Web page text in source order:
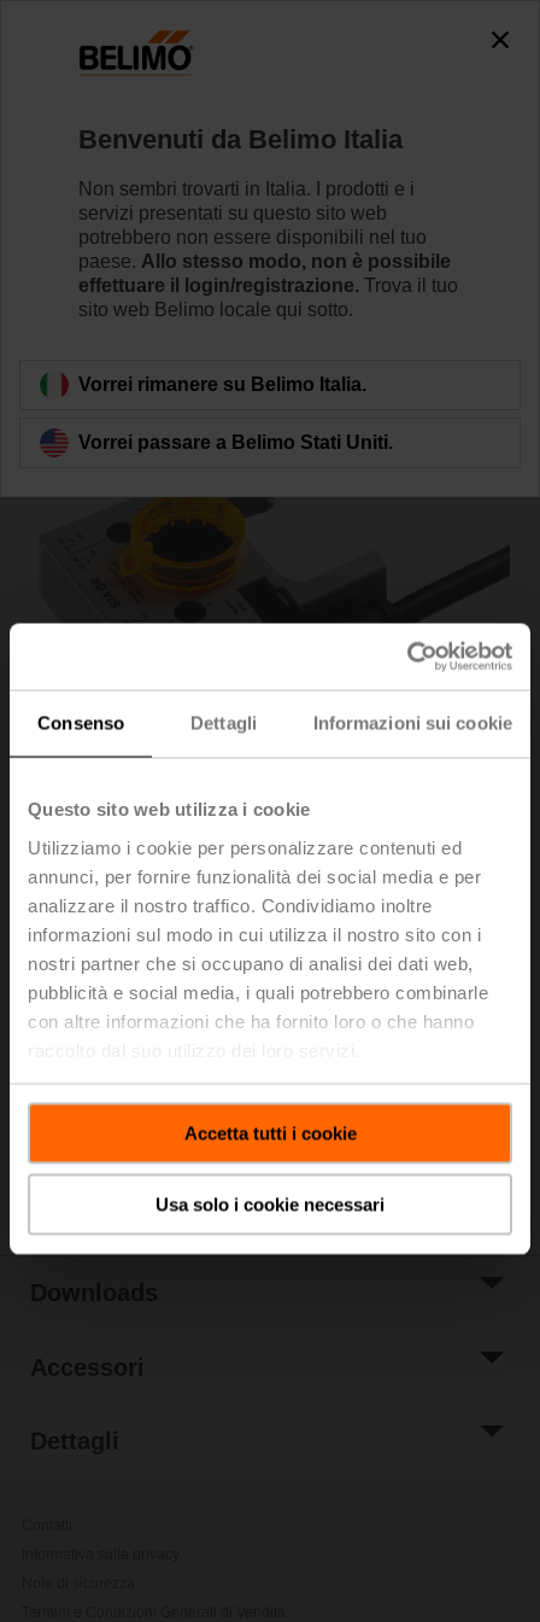
Consenso Dettagli Informazioni sui cookie
Questo sito web utilizza i cookie
Utilizziamo i cookie per personalizzare contenuti ed
annunci, per fornire funzionalità dei social media e per
analizzare il nostro traffico. Condividiamo inoltre
informazioni sul modo in cui utilizza il nostro sito con i
nostri partner che si occupano di analisi dei dati web,
pubblicità e social media, i quali potrebbero combinarle
con altre informazioni che ha fornito loro o che hanno
Accetta tutti i cookie
Usa solo i cookie necessari
S2A/500 GR
Torna alla categoria di prodotti
S2A/500 GR
Contatti ausiliari 2x SPDT aggiuntivo, colore grigio
Prezzo di listino
157,00 EUR
Aggiungi a Lista
Condividi
Accessori
Dettagli
Benvenuti da Belimo Italia
Non sembri trovarti in Italia. I prodotti e i
servizi presentati su questo sito web
potrebbero non essere disponibili nel tuo
paese. Allo stesso modo, non è possibile
effettuare il login/registrazione. Trova il tuo
sito web Belimo locale qui sotto.
Vorrei rimanere su Belimo Italia.
Vorrei passare a Belimo Stati Uniti.